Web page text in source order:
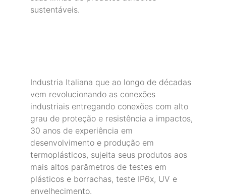
Industria Italiana que ao longo de décadas
vem revolucionando as conexões
industriais entregando conexões com alto
grau de proteção e resistência a impactos,
30 anos de experiência em
desenvolvimento e produção em
termoplásticos, sujeita seus produtos aos
mais altos parâmetros de testes em
plásticos e borrachas, teste IP6x, UV e
envelhecimento.
sustentáveis.